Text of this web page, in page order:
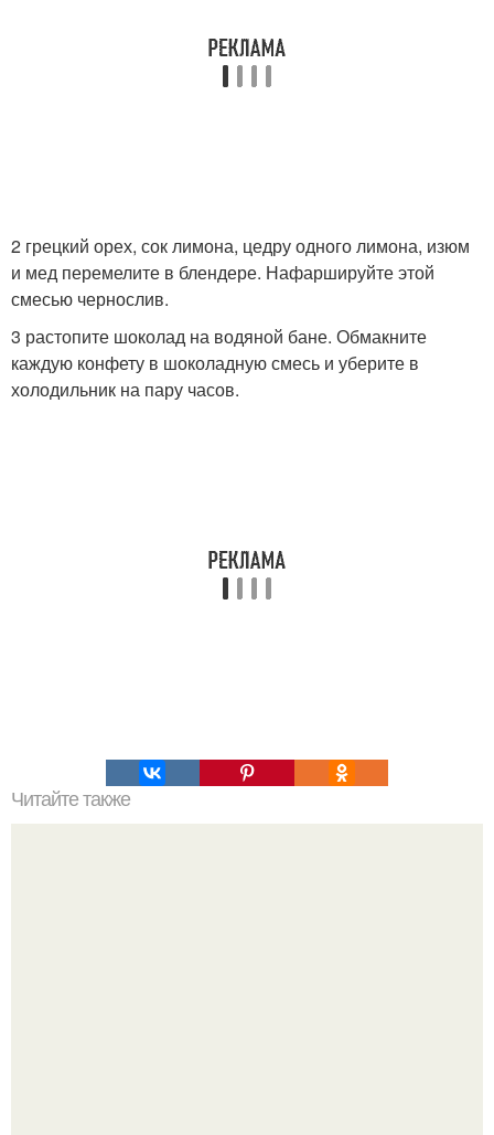
2 грецкий орех, сок лимона, цедру одного лимона, изюм
и мед перемелите в блендере. Нафаршируйте этой
смесью чернослив.
3 растопите шоколад на водяной бане. Обмакните
каждую конфету в шоколадную смесь и уберите в
холодильник на пару часов.
Читайте также